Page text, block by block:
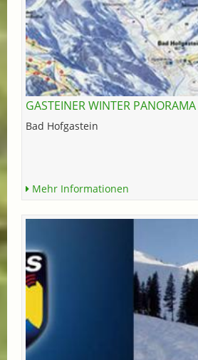
GASTEINER WINTER PANORAMA
Bad Hofgastein
Mehr Informationen